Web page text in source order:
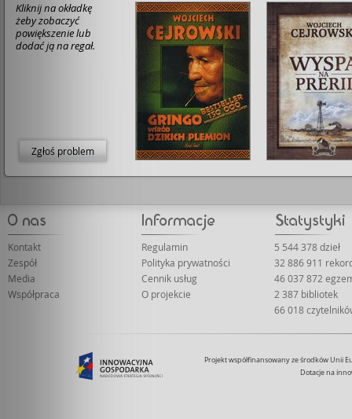
Kliknij na okładkę
żeby zobaczyć
powiększenie lub
dodać ją na regał.
Zgłoś problem
Kontakt
Zespół
Media
Współpraca
Regulamin
Polityka prywatności
Cennik usług
O projekcie
5 544 378 dzieł
32 886 911
46 037 872
2 387 bibliotek
66 018
Projekt współfinansowany ze środków Unii
Dotacje na